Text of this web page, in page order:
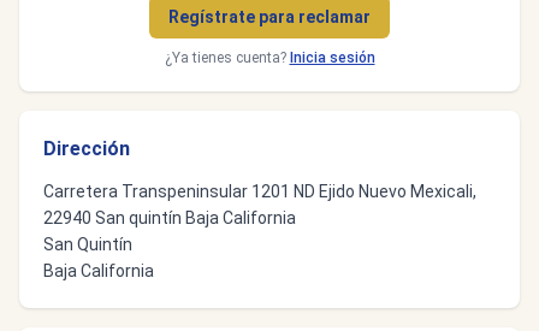
Regístrate para reclamar
¿Ya tienes cuenta? Inicia sesión
Dirección
Carretera Transpeninsular 1201 ND Ejido Nuevo Mexicali,
22940 San quintín Baja California
San Quintín
Baja California